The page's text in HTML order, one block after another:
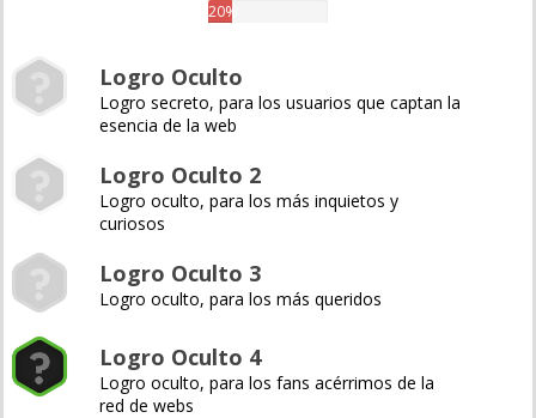
20%
Logro Oculto
Logro secreto, para los usuarios que captan la
esencia de la web
Logro Oculto 2
Logro oculto, para los más inquietos y
curiosos
Logro Oculto 3
Logro oculto, para los más queridos
Logro Oculto 4
Logro oculto, para los fans acérrimos de la
red de webs